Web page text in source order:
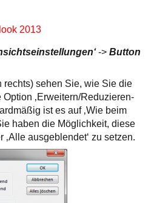
2013
-> Button
rechts) sehen Sie, wie Sie die
‚Erweitern/Reduzieren-
ist es auf ‚Wie beim
haben die Möglichkeit, diese
‚Alle ausgeblendet‘ zu setzen.